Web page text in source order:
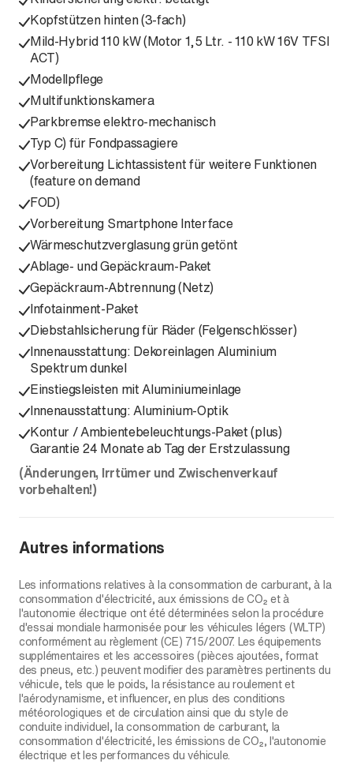
Kopfstützen hinten (3-fach)
Mild-Hybrid 110 kW (Motor 1,5 Ltr. - 110 kW 16V TFSI
ACT)
Modellpflege
Multifunktionskamera
Parkbremse elektro-mechanisch
Typ C) für Fondpassagiere
Vorbereitung Lichtassistent für weitere Funktionen
(feature on demand
FOD)
Vorbereitung Smartphone Interface
Wärmeschutzverglasung grün getönt
Ablage- und Gepäckraum-Paket
Gepäckraum-Abtrennung (Netz)
Infotainment-Paket
Diebstahlsicherung für Räder (Felgenschlösser)
Innenausstattung: Dekoreinlagen Aluminium
Spektrum dunkel
Einstiegsleisten mit Aluminiumeinlage
Innenausstattung: Aluminium-Optik
Kontur / Ambientebeleuchtungs-Paket (plus)
Garantie 24 Monate ab Tag der Erstzulassung
(Änderungen, Irrtümer und Zwischenverkauf
vorbehalten!)
Autres informations
Les informations relatives à la consommation de carburant, à la
consommation d'électricité, aux émissions de CO₂ et à
l'autonomie électrique ont été déterminées selon la procédure
d'essai mondiale harmonisée pour les véhicules légers (WLTP)
conformément au règlement (CE) 715/2007. Les équipements
supplémentaires et les accessoires (pièces ajoutées, format
des pneus, etc.) peuvent modifier des paramètres pertinents du
véhicule, tels que le poids, la résistance au roulement et
l'aérodynamisme, et influencer, en plus des conditions
météorologiques et de circulation ainsi que du style de
conduite individuel, la consommation de carburant, la
consommation d'électricité, les émissions de CO₂, l'autonomie
électrique et les performances du véhicule.